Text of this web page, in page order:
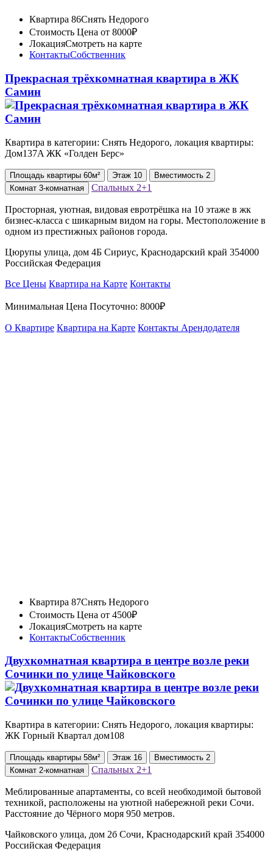
Квартира 86Снять Недорого
Стоимость Цена от 8000₽
ЛокацияСмотреть на карте
КонтактыСобственник
Прекрасная трёхкомнатная квартира в ЖК
Самин
Квартира в категории: Снять Недорого, локация квартиры:
Дом137A ЖК «Голден Берс»
Площадь квартиры 60м² Этаж 10 Вместимость 2
Комнат 3-комнатная Спальных 2+1
Просторная, уютная, видовая евротрёшка на 10 этаже в жк
бизнес-класса с шикарным видом на горы. Местоположение в
одном из престижных районов города.
Цюрупы улица, дом 4Б Сириус, Краснодарский край 354000
Российская Федерация
Все Цены Квартира на Карте Контакты
Минимальная Цена Посуточно: 8000₽
О Квартире Квартира на Карте Контакты Арендодателя
Квартира 87Снять Недорого
Стоимость Цена от 4500₽
ЛокацияСмотреть на карте
КонтактыСобственник
Двухкомнатная квартира в центре возле реки
Сочинки по улице Чайковского
Квартира в категории: Снять Недорого, локация квартиры:
ЖК Горный Квартал дом108
Площадь квартиры 58м² Этаж 16 Вместимость 2
Комнат 2-комнатная Спальных 2+1
Меблированные апартаменты, со всей необходимой бытовой
техникой, расположены на уютной набережной реки Сочи.
Расстояние до Чёрного моря 950 метров.
Чайковского улица, дом 2б Сочи, Краснодарский край 354000
Российская Федерация